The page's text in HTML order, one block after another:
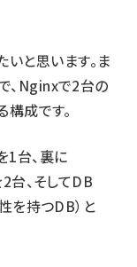
と思います。ま
、Nginxで2台の
成です。
1台、裏に
、そしてDB
を持つDB）と